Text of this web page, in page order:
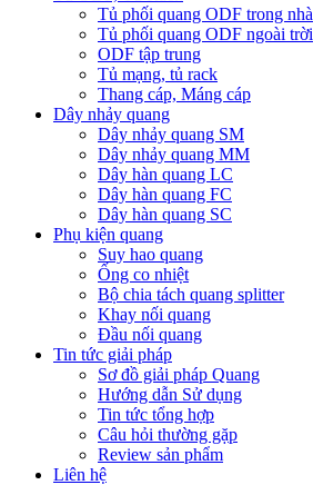
Tủ phối quang ODF trong nhà
Tủ phối quang ODF ngoài trời
ODF tập trung
Tủ mạng, tủ rack
Thang cáp, Máng cáp
Dây nhảy quang
Dây nhảy quang SM
Dây nhảy quang MM
Dây hàn quang LC
Dây hàn quang FC
Dây hàn quang SC
Phụ kiện quang
Suy hao quang
Ống co nhiệt
Bộ chia tách quang splitter
Khay nối quang
Đầu nối quang
Tin tức giải pháp
Sơ đồ giải pháp Quang
Hướng dẫn Sử dụng
Tin tức tổng hợp
Câu hỏi thường gặp
Review sản phẩm
Liên hệ